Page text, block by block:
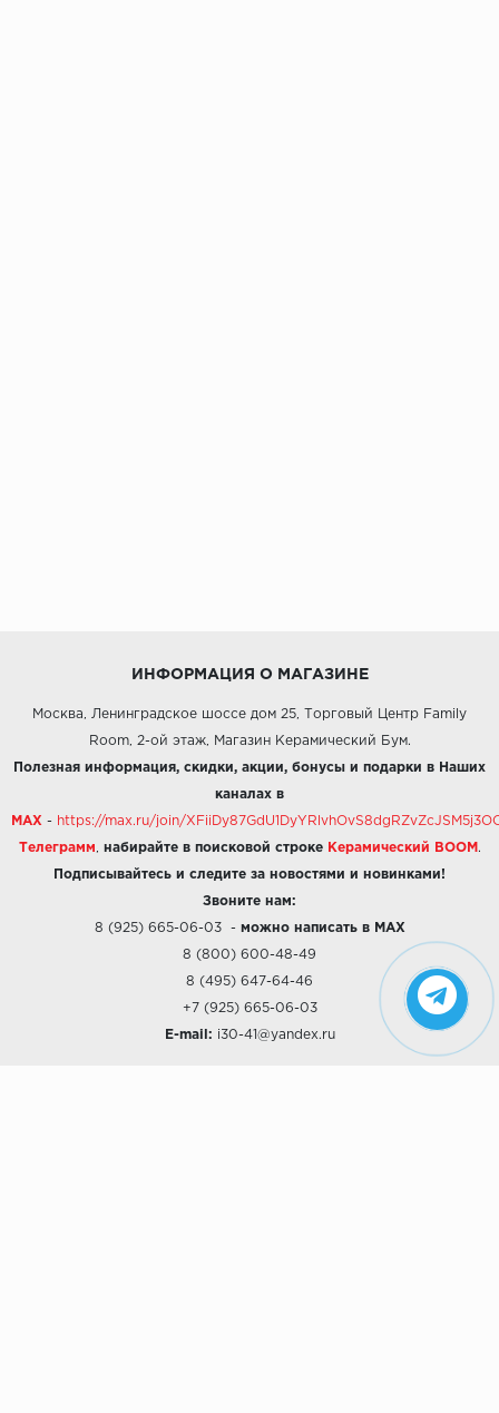
ИНФОРМАЦИЯ О МАГАЗИНЕ
Москва, Ленинградское шоссе дом 25, Торговый Центр Family
Room, 2-ой этаж, Магазин Керамический Бум.
Полезная информация, скидки, акции, бонусы и подарки в Наших
каналах в
MAX - https://max.ru/join/
Телеграмм набирайте в поисковой строке Керамический BOOM .
Подписывайтесь и следите за новостями и новинками!
Звоните нам:
8 (925) 665-06-03- можно написать в MAX
8 (800) 600-48-49
8 (495) 647-64-46
+7 (925) 665-06-03
E-mail: i30-41@yandex.ru